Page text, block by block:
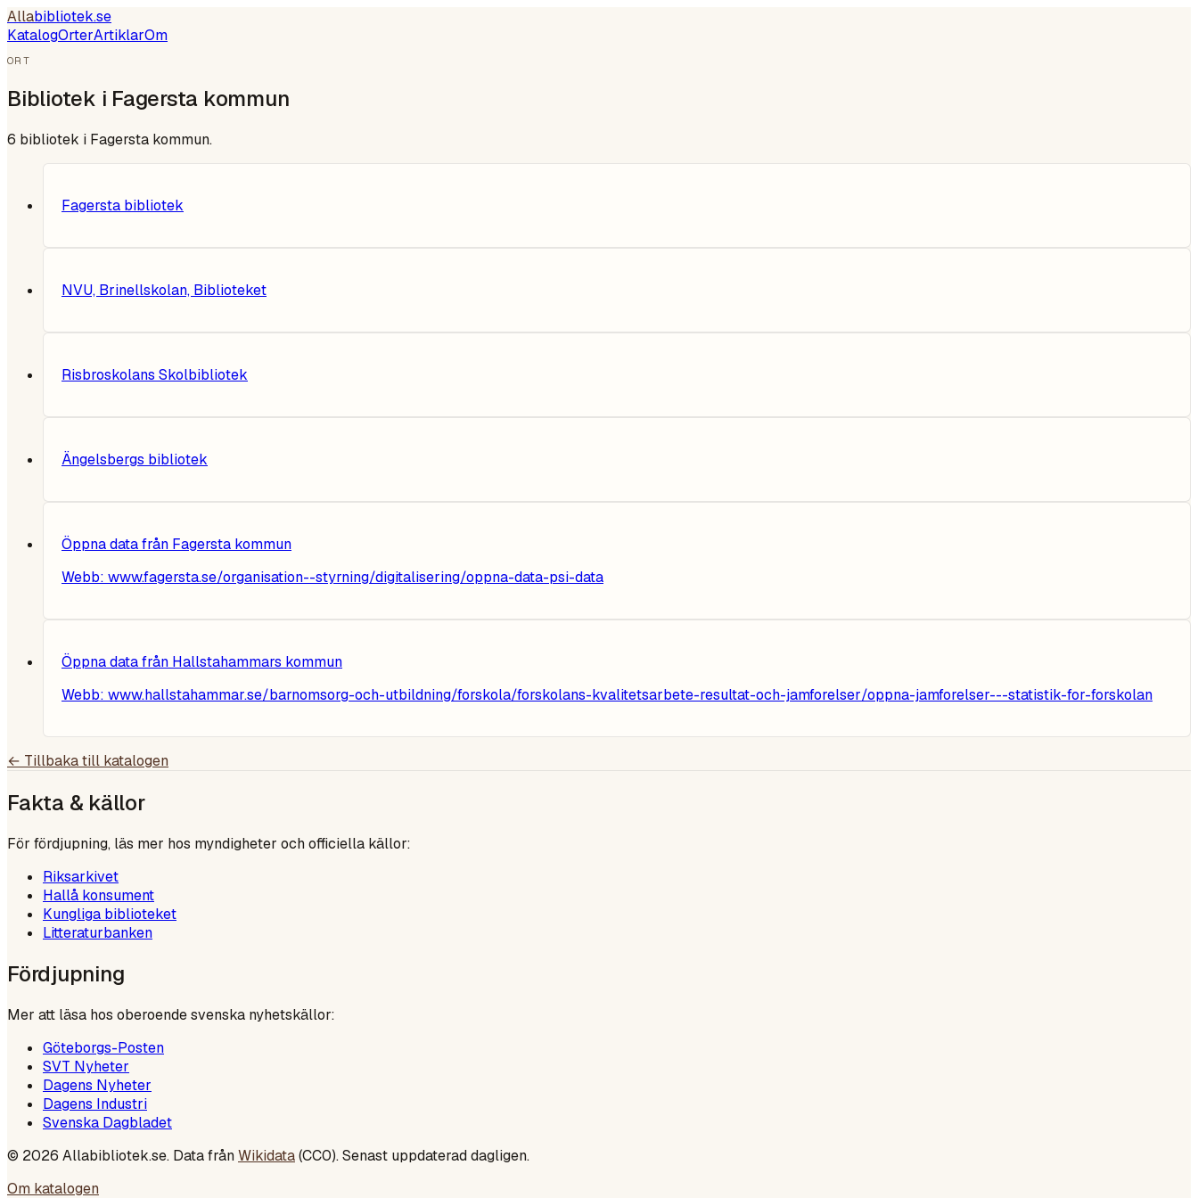
Allabibliotek.se
KatalogOrterArtiklarOm
ORT
Bibliotek i Fagersta kommun
6 bibliotek i Fagersta kommun.
Fagersta bibliotek
NVU, Brinellskolan, Biblioteket
Risbroskolans Skolbibliotek
Ängelsbergs bibliotek
Öppna data från Fagersta kommun
Webb: www.fagersta.se/organisation--styrning/digitalisering/oppna-data-psi-data
Öppna data från Hallstahammars kommun
Webb: www.hallstahammar.se/barnomsorg-och-utbildning/forskola/forskolans-kvalitetsarbete-resultat-och-jamforelser/oppna-jamforelser---statistik-for-forskolan
← Tillbaka till katalogen
Fakta & källor
För fördjupning, läs mer hos myndigheter och officiella källor:
Riksarkivet
Hallå konsument
Kungliga biblioteket
Litteraturbanken
Fördjupning
Mer att läsa hos oberoende svenska nyhetskällor:
Göteborgs-Posten
SVT Nyheter
Dagens Nyheter
Dagens Industri
Svenska Dagbladet
© 2026 Allabibliotek.se. Data frånWikidata(CC0). Senast uppdaterad dagligen.
Om katalogen